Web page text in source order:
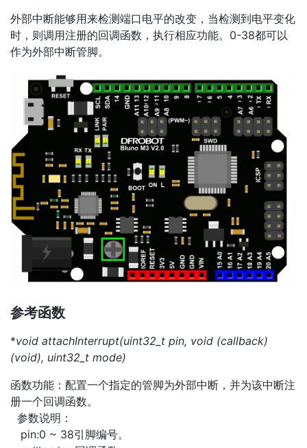
外部中断能够用来检测端口电平的改变，当检测到电平变化
时，则调用注册的回调函数，执行相应功能。0-38都可以
作为外部中断管脚。
参考函数
*void attachInterrupt(uint32_t pin, void (callback)
(void), uint32_t mode)
函数功能：配置一个指定的管脚为外部中断，并为该中断注
册一个回调函数。
参数说明：
pin:0 ~ 38引脚编号。